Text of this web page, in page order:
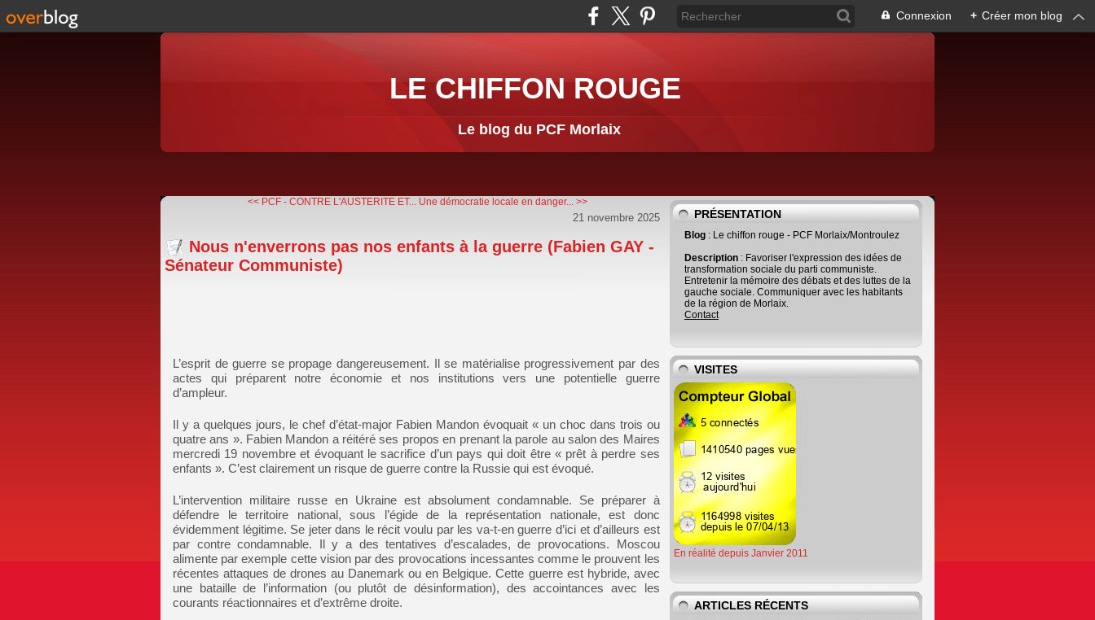
Connexion + Créer mon blog
LE CHIFFON ROUGE
Le blog du PCF Morlaix
<< PCF - CONTRE L'AUSTERITE ET... Une démocratie locale en danger... >>
21 novembre 2025
Nous n'enverrons pas nos enfants à la guerre (Fabien GAY -
Sénateur Communiste)
L’esprit de guerre se propage dangereusement. Il se matérialise progressivement par des
actes qui préparent notre économie et nos institutions vers une potentielle guerre
d’ampleur.
Il y a quelques jours, le chef d’état-major Fabien Mandon évoquait « un choc dans trois ou
quatre ans ». Fabien Mandon a réitéré ses propos en prenant la parole au salon des Maires
mercredi 19 novembre et évoquant le sacrifice d’un pays qui doit être « prêt à perdre ses
enfants ». C’est clairement un risque de guerre contre la Russie qui est évoqué.
L’intervention militaire russe en Ukraine est absolument condamnable. Se préparer à
défendre le territoire national, sous l’égide de la représentation nationale, est donc
évidemment légitime. Se jeter dans le récit voulu par les va-t-en guerre d’ici et d’ailleurs est
par contre condamnable. Il y a des tentatives d’escalades, de provocations. Moscou
alimente par exemple cette vision par des provocations incessantes comme le prouvent les
récentes attaques de drones au Danemark ou en Belgique. Cette guerre est hybride, avec
une bataille de l’information (ou plutôt de désinformation), des accointances avec les
courants réactionnaires et d’extrême droite.
PRÉSENTATION
Blog : Le chiffon rouge - PCF Morlaix/Montroulez
Description : Favoriser l'expression des idées de
transformation sociale du parti communiste.
Entretenir la mémoire des débats et des luttes de la
gauche sociale. Communiquer avec les habitants
de la région de Morlaix.
Contact
VISITES
En réalité depuis Janvier 2011
ARTICLES RÉCENTS